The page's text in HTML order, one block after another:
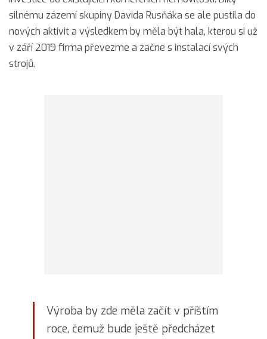
silnému zázemí skupiny Davida Rusňáka se ale pustila do
nových aktivit a výsledkem by měla být hala, kterou si už
v září 2019 firma převezme a začne s instalací svých
strojů.
Výroba by zde měla začít v příštím
roce, čemuž bude ještě předcházet